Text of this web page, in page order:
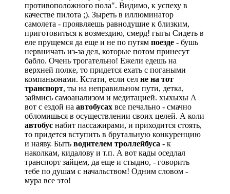
противоположного пола". Видимо, к успеху в
качестве пилота ;). Зыреть в иллюминатор
самолета - проявляешь равнодушие к близким,
приготовиться к возмездию, смерд! гыгы Сидеть в
еле прущемся да еще и не по путям поезде - бушь
нервничать из-за дел, которые потом принесут
бабло. Очень трогательно! Ежели едешь на
верхней полке, то придется ехать с погаными
компаньонами. Кстати, если сел не на тот
транспорт, ты на неправильном пути, детка,
займись самоанализом и медитацией. хыхыхы А
вот с ездой на автобусах все печально - смачно
обломишься в осуществлении своих целей. А коли
автобус набит пассажирами, и приходится стоять,
то придется вступить в брутальную конкуренцию
и наяву. Быть водителем троллейбуса - к
наколкам, кидалову и т.п. А вот кады оседлал
транспорт зайцем, да еще и стыдно, - говорить
тебе по душам с начальством! Одним словом -
мура все это!